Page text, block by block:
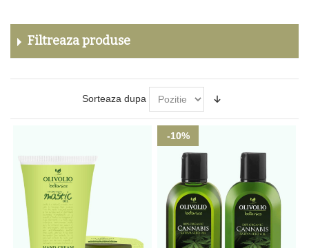
Filtreaza produse
Sorteaza dupa
-10%